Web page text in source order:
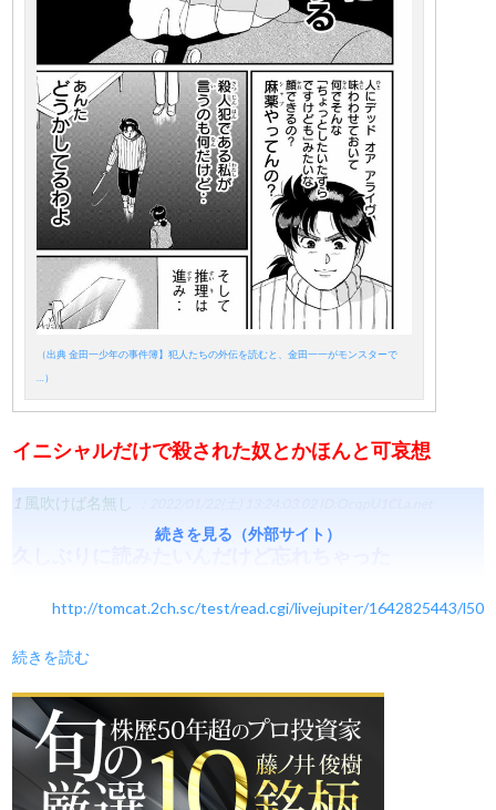
（出典 金田一少年の事件簿】犯人たちの外伝を読むと、金田一一がモンスターで
…）
イニシャルだけで殺された奴とかほんと可哀想
1 風吹けば名無し
http://tomcat.2ch.sc/test/read.cgi/livejupiter/1642825443/l50
続きを読む
続きを見る（外部サイト）